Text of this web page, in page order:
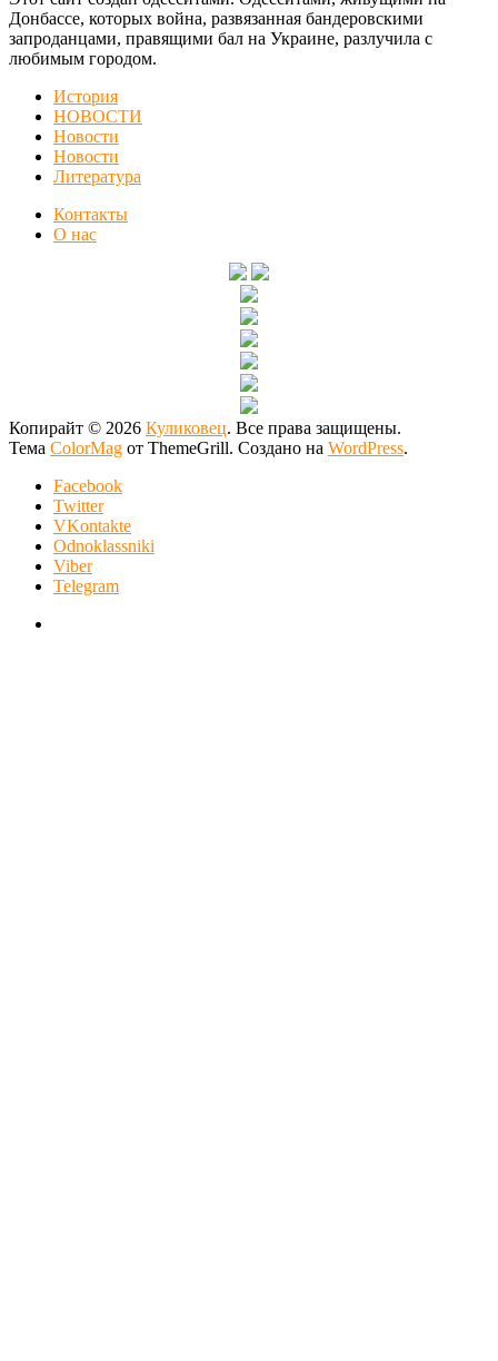
Донбассе, которых война, развязанная бандеровскими
запроданцами, правящими бал на Украине, разлучила с
любимым городом.
История
НОВОСТИ
Новости
Новости
Литература
Контакты
О нас
Копирайт © 2026 Куликовец. Все права защищены.
Тема ColorMag от ThemeGrill. Создано на WordPress.
Facebook
Twitter
VKontakte
Odnoklassniki
Viber
Telegram